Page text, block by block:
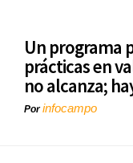
Un programa
prácticas en
no alcanza;
Porinfocampo